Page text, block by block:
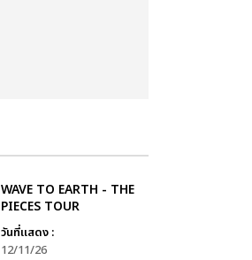
WAVE TO EARTH - THE
PIECES TOUR
วันที่แสดง :
12/11/26